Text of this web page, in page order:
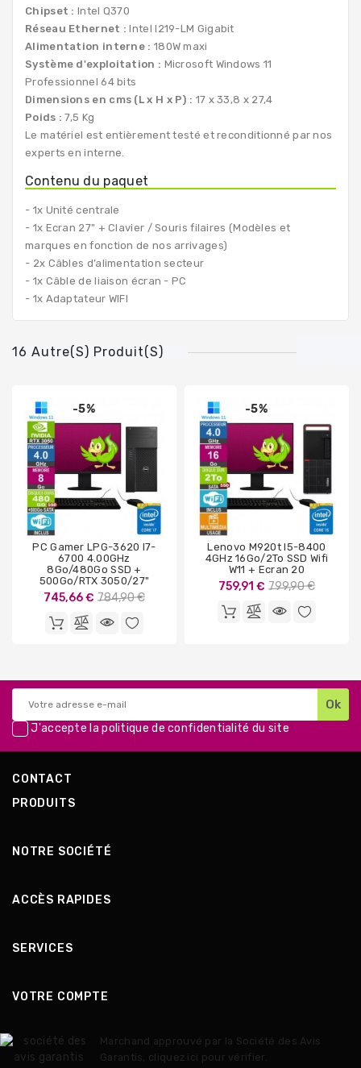
Chipset : Intel Q370
Réseau Ethernet :Intel I219-LM Gigabit
Alimentation interne : 180W maxi
Système d'exploitation : Microsoft Windows 11
Professionnel 64 bits
Dimensions en cms (L x H x P) : 17 x 33,8 x 27,4
Poids :7,5 Kg
Le matériel est entièrement testé et reconditionné par nos
experts en interne.
Contenu du paquet
- 1x Unité centrale
- 1x Ecran 27" + Clavier / Souris filaires (Modèles et
marques en fonction de nos arrivages)
- 2x Câbles d’alimentation secteur
- 1x Câble de liaison écran - PC
- 1x Adaptateur WIFI
16 Autre(s) Produit(s)
-5%
PC Gamer LPG-3620 I7-
6700 4.00GHz
8Go/480Go SSD +
500Go/RTX 3050/27"
745,66 € Prix
base
784,90 €
-5%
Lenovo M920t I5-8400
4GHz 16Go/2To SSD Wifi
W11 + Ecran 20
759,91 € Prix
base
799,90 €
J'accepte lapolitique de confidentialité du site
CONTACT
PRODUITS
NOTRE SOCIÉTÉ
ACCÈS RAPIDES
SERVICES
VOTRE COMPTE
Marchand approuvé par la Société des Avis
Garantis, cliquez ici pour vérifier.